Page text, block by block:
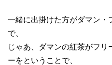
一緒に出掛けた方がダマン・
で、
じゃあ、ダマンの紅茶がフリ
ーをということで、